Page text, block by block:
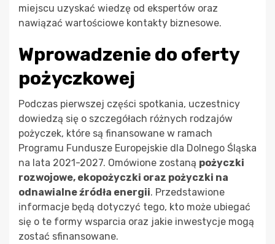
miejscu uzyskać wiedzę od ekspertów oraz
nawiązać wartościowe kontakty biznesowe.
Wprowadzenie do oferty
pożyczkowej
Podczas pierwszej części spotkania, uczestnicy
dowiedzą się o szczegółach różnych rodzajów
pożyczek, które są finansowane w ramach
Programu Fundusze Europejskie dla Dolnego Śląska
na lata 2021-2027. Omówione zostaną pożyczki
rozwojowe, ekopożyczki oraz pożyczki na
odnawialne źródła energii. Przedstawione
informacje będą dotyczyć tego, kto może ubiegać
się o te formy wsparcia oraz jakie inwestycje mogą
zostać sfinansowane.